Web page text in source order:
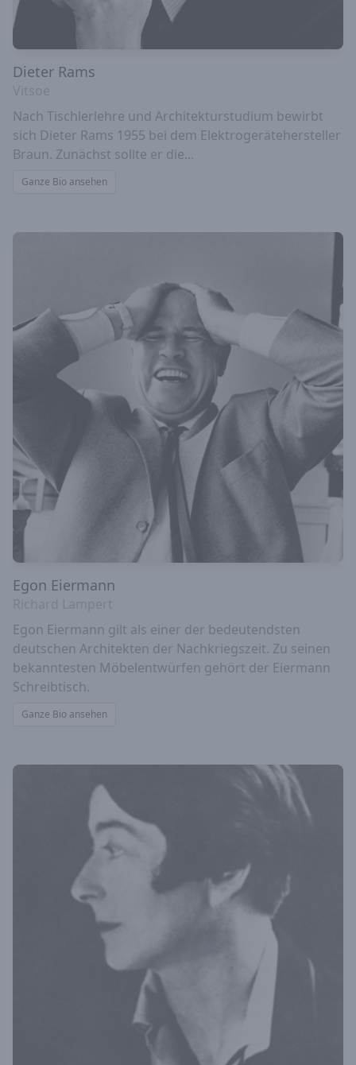
Dieter Rams
Nach Tischlerlehre und Architekturstudium bewirbt
sich Dieter Rams 1955 bei dem Elektrogerätehersteller
Braun. Zunächst sollte er die...
Ganze Bio ansehen
Egon Eiermann
Egon Eiermann gilt als einer der bedeutendsten
deutschen Architekten der Nachkriegszeit. Zu seinen
bekanntesten Möbelentwürfen gehört der Eiermann
Schreibtisch.
Ganze Bio ansehen